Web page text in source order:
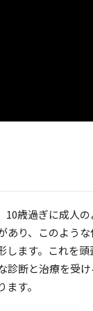
歳過ぎに成人
り、このよう
ます。これを頭
断と治療を受け
す。